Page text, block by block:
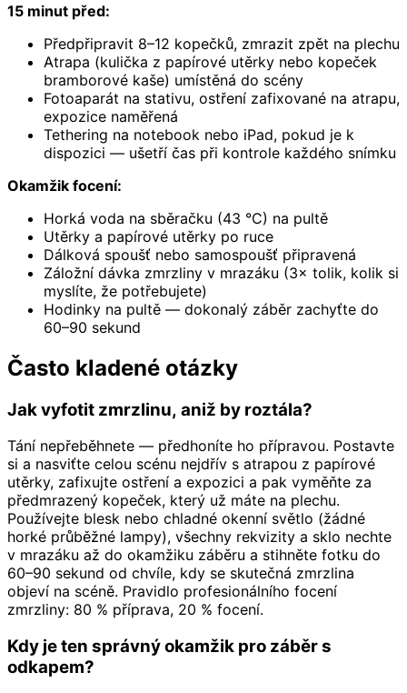
15 minut před:
Předpřipravit 8–12 kopečků, zmrazit zpět na plechu
Atrapa (kulička z papírové utěrky nebo kopeček
bramborové kaše) umístěná do scény
Fotoaparát na stativu, ostření zafixované na atrapu,
expozice naměřená
Tethering na notebook nebo iPad, pokud je k
dispozici — ušetří čas při kontrole každého snímku
Okamžik focení:
Horká voda na sběračku (43 °C) na pultě
Utěrky a papírové utěrky po ruce
Dálková spoušť nebo samospoušť připravená
Záložní dávka zmrzliny v mrazáku (3× tolik, kolik si
myslíte, že potřebujete)
Hodinky na pultě — dokonalý záběr zachyťte do
60–90 sekund
Často kladené otázky
Jak vyfotit zmrzlinu, aniž by roztála?
Tání nepřeběhnete — předhoníte ho přípravou. Postavte
si a nasviťte celou scénu nejdřív s atrapou z papírové
utěrky, zafixujte ostření a expozici a pak vyměňte za
předmrazený kopeček, který už máte na plechu.
Používejte blesk nebo chladné okenní světlo (žádné
horké průběžné lampy), všechny rekvizity a sklo nechte
v mrazáku až do okamžiku záběru a stihněte fotku do
60–90 sekund od chvíle, kdy se skutečná zmrzlina
objeví na scéně. Pravidlo profesionálního focení
zmrzliny: 80 % příprava, 20 % focení.
Kdy je ten správný okamžik pro záběr s
odkapem?